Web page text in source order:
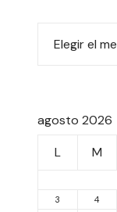
agosto 2026
L
M
3
4